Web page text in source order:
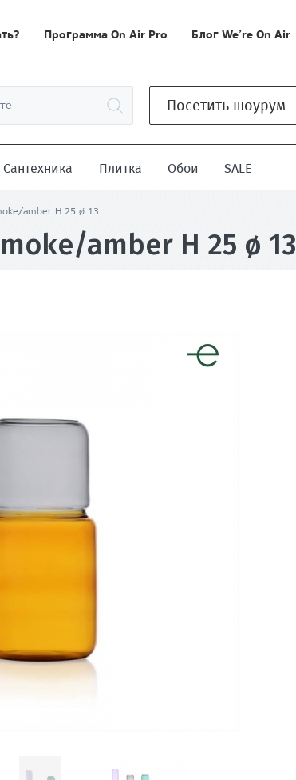
Программа On Air Pro Блог We’re On Air
Посетить шоурум
Сантехника Плитка Обои SALE
amber H 25 ø 13
amber H 25 ø 13